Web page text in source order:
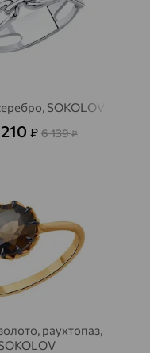
SOKOLOV
₽ 6 139₽
раухтопаз,